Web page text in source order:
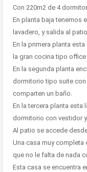
Con 220m2 de 4
En planta baja tenemos
lavadero, y salida al
En la primera planta
la gran cocina tipo
En la segunda planta
dormitorio tipo suite
comparten un baño.
En la tercera planta esta
dormitorio con vestidor
Al patio se accede
Una casa muy completa
que no le falta de nada
Esta casa se encuentra